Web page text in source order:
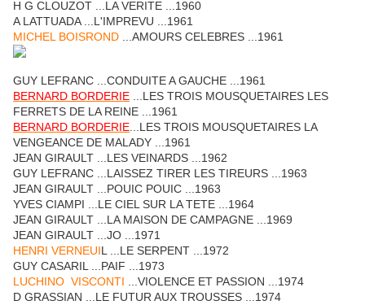
H G CLOUZOT ...LA VERITE ...1960
A LATTUADA ...L'IMPREVU ...1961
MICHEL BOISROND ...AMOURS CELEBRES ...1961
GUY LEFRANC ...CONDUITE A GAUCHE ...1961
BERNARD BORDERIE ...LES TROIS MOUSQUETAIRES LES
FERRETS DE LA REINE ...1961
BERNARD BORDERIE ...LES TROIS MOUSQUETAIRES LA
VENGEANCE DE MALADY ...1961
JEAN GIRAULT ...LES VEINARDS ...1962
GUY LEFRANC ...LAISSEZ TIRER LES TIREURS ...1963
JEAN GIRAULT ...POUIC POUIC ...1963
YVES CIAMPI ...LE CIEL SUR LA TETE ...1964
JEAN GIRAULT ...LA MAISON DE CAMPAGNE ...1969
JEAN GIRAULT ...JO ...1971
HENRI VERNEUIL ...LE SERPENT ...1972
GUY CASARIL ...PAIF ...1973
LUCHINO VISCONTI ...VIOLENCE ET PASSION ...1974
D GRASSIAN ...LE FUTUR AUX TROUSSES ...1974